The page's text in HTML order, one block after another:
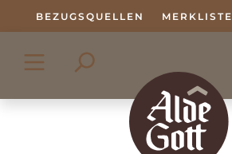
Zum Hauptinhalt springen
BEZUGSQUELLEN MERKLISTE